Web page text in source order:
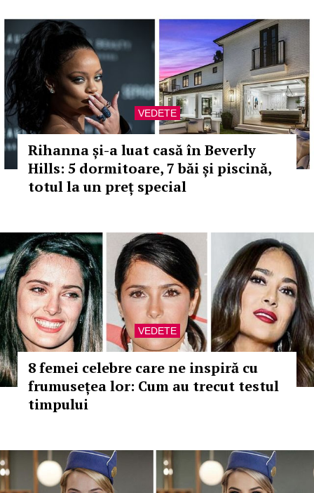
VEDETE
Rihanna și-a luat casă în Beverly
Hills: 5 dormitoare, 7 băi și piscină,
totul la un preț special
VEDETE
8 femei celebre care ne inspiră cu
frumusețea lor: Cum au trecut testul
timpului